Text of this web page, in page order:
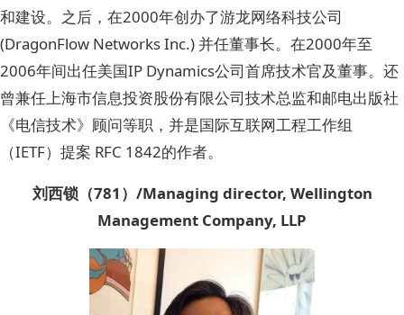
和建设。之后，在2000年创办了游龙网络科技公司
(DragonFlow Networks Inc.) 并任董事长。在2000年至
2006年间出任美国IP Dynamics公司首席技术官及董事。还
曾兼任上海市信息投资股份有限公司技术总监和邮电出版社
《电信技术》顾问等职，并是国际互联网工程工作组
（IETF）提案 RFC 1842的作者。
刘西锁（781）/Managing director, Wellington
Management Company, LLP